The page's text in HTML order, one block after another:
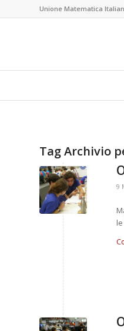
Unione Matematica
Tag Archivio
9